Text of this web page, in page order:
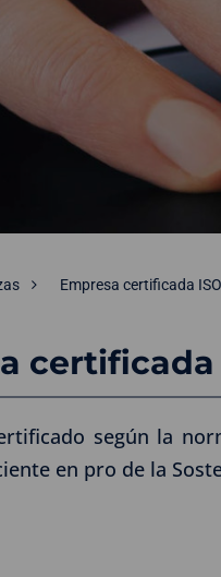
Empresa certificada
certificada
según la
en pro de la